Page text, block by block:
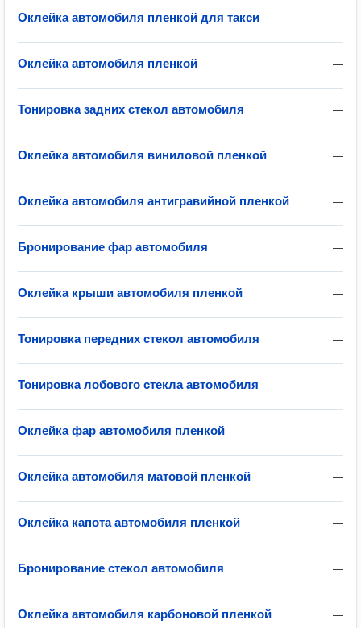
—
Оклейка автомобиля пленкой для такси
—
Оклейка автомобиля пленкой
—
Тонировка задних стекол автомобиля
—
Оклейка автомобиля виниловой пленкой
—
Оклейка автомобиля антигравийной пленкой
—
Бронирование фар автомобиля
—
Оклейка крыши автомобиля пленкой
—
Тонировка передних стекол автомобиля
—
Тонировка лобового стекла автомобиля
—
Оклейка фар автомобиля пленкой
—
Оклейка автомобиля матовой пленкой
—
Оклейка капота автомобиля пленкой
—
Бронирование стекол автомобиля
—
Оклейка автомобиля карбоновой пленкой